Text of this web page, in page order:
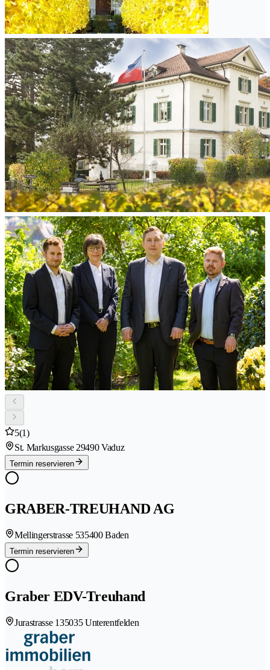
5(1)
St. Markusgasse 29490 Vaduz
Termin reservieren
GRABER-TREUHAND AG
Mellingerstrasse 535400 Baden
Termin reservieren
Graber EDV-Treuhand
Jurastrasse 135035 Unterentfelden